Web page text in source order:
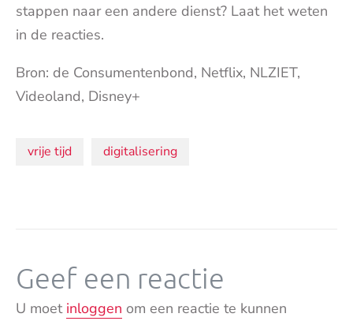
stappen naar een andere dienst? Laat het weten
in de reacties.
Bron: de Consumentenbond, Netflix, NLZIET,
Videoland, Disney+
Onderwerpen:
vrije tijd digitalisering
Geef een reactie
U moet inloggen om een reactie te kunnen